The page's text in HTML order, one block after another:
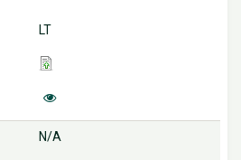
LT
N/A